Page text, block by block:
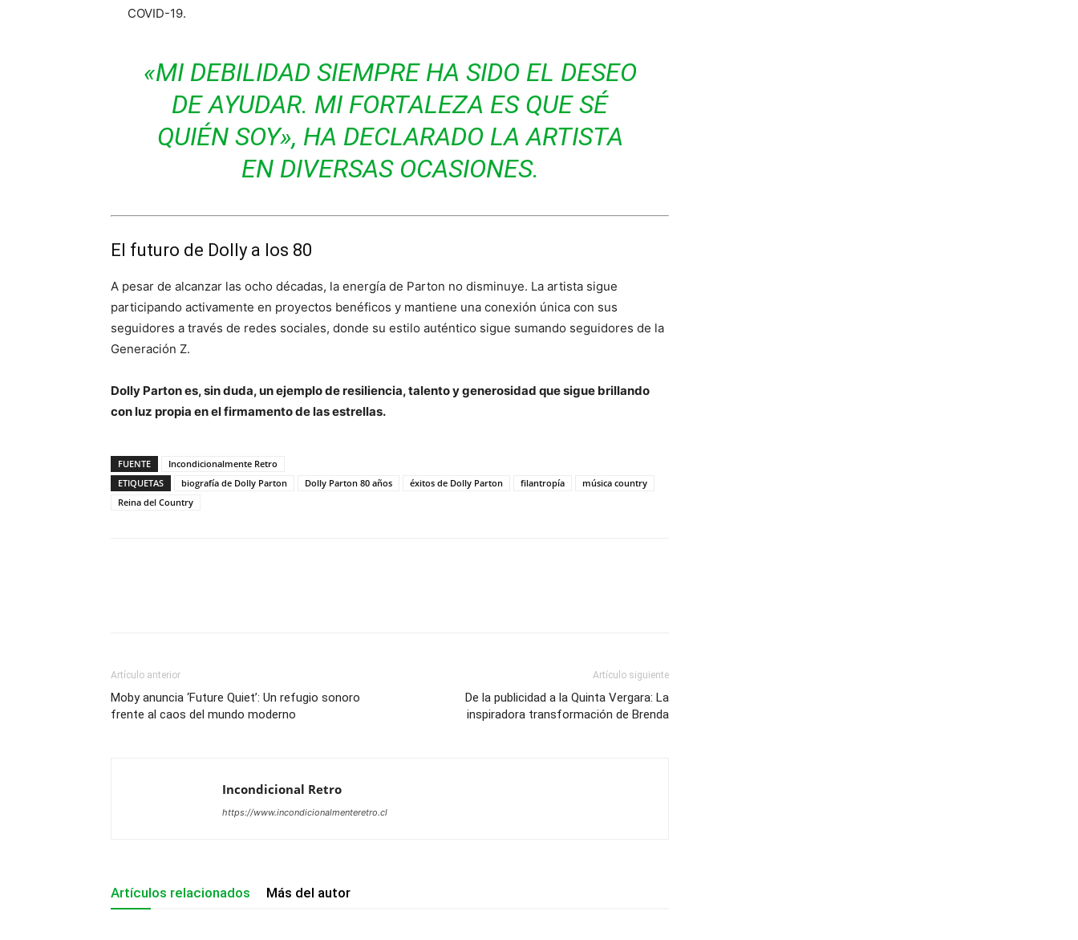
COVID-19.
«MI DEBILIDAD SIEMPRE HA SIDO EL DESEO
DE AYUDAR. MI FORTALEZA ES QUE SÉ
QUIÉN SOY», HA DECLARADO LA ARTISTA
EN DIVERSAS OCASIONES.
El futuro de Dolly a los 80
A pesar de alcanzar las ocho décadas, la energía de Parton no disminuye. La artista sigue
participando activamente en proyectos benéficos y mantiene una conexión única con sus
seguidores a través de redes sociales, donde su estilo auténtico sigue sumando seguidores de la
Generación Z.
Dolly Parton es, sin duda, un ejemplo de resiliencia, talento y generosidad que sigue brillando
con luz propia en el firmamento de las estrellas.
FUENTE
Incondicionalmente Retro
ETIQUETAS
biografía de Dolly Parton Dolly Parton 80 años éxitos de Dolly Parton filantropía
música country
Reina del Country
Artículo anterior
Moby anuncia ‘Future Quiet’: Un refugio sonoro
frente al caos del mundo moderno
Artículo siguiente
De la publicidad a la Quinta Vergara: La
inspiradora transformación de Brenda
Incondicional Retro
https://www.incondicionalmenteretro.cl
Artículos relacionados Más del autor